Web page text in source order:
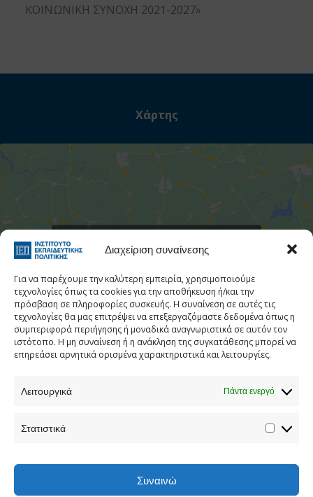
Διαχείριση συναίνεσης
Για να παρέχουμε την καλύτερη εμπειρία, χρησιμοποιούμε
τεχνολογίες όπως τα cookies για την αποθήκευση ή/και την
πρόσβαση σε πληροφορίες συσκευής. Η συναίνεση σε αυτές τις
τεχνολογίες θα μας επιτρέψει να επεξεργαζόμαστε δεδομένα όπως η
συμπεριφορά περιήγησης ή μοναδικά αναγνωριστικά σε αυτόν τον
ιστότοπο. Η μη συναίνεση ή η ανάκληση της συγκατάθεσης μπορεί να
επηρεάσει αρνητικά ορισμένα χαρακτηριστικά και λειτουργίες.
Λειτουργικά Πάντα ενεργό
Στατιστικά
Συναινώ
ΚΟΙΝΩΝΙΚΗ ΣΥΝΟΧΗ 2021-2027»
Χάρτης
εμπορικής προώθησης και να
ενεργοποιήσετε αυτό το περιεχόμενο
Αν. Τσόχα 36, Αθήνα, Τ.Κ. 11521